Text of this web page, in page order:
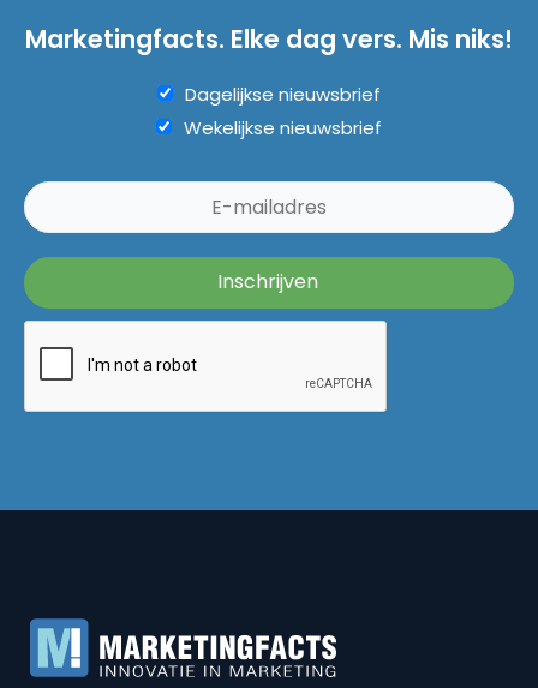
Marketingfacts. Elke dag vers. Mis niks!
Dagelijkse nieuwsbrief
Wekelijkse nieuwsbrief